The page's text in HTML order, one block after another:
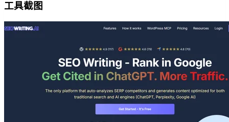
工具截图